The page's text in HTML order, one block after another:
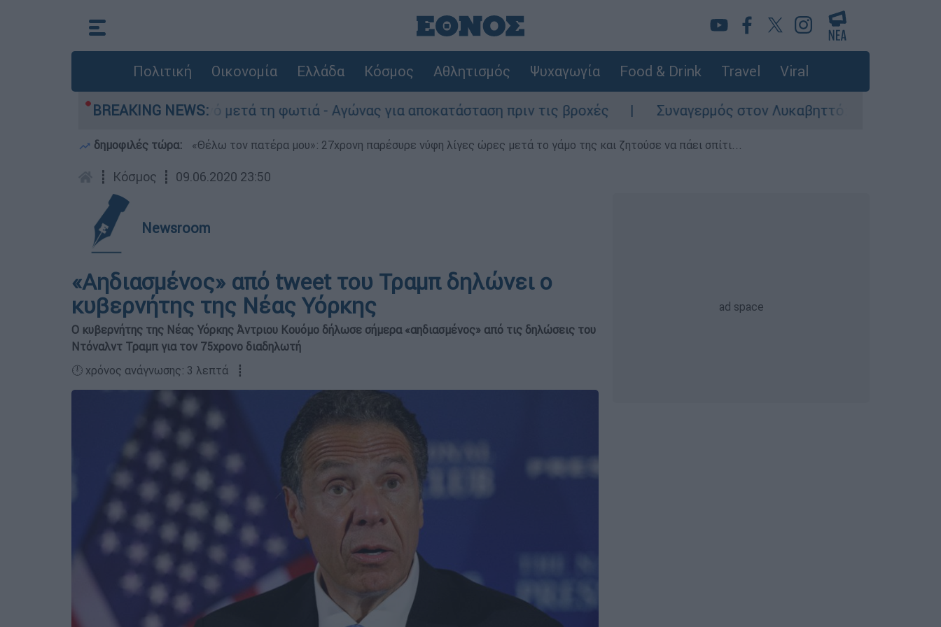
Πολιτική Οικονομία Ελλάδα Κόσμος Αθλητισμός Ψυχαγωγία Food & Drink Travel Viral
BREAKING NEWS:
στο Πόρτο Γερμανό μετά τη φωτιά - Αγώνας για αποκατάσταση πριν τις βροχές Συναγερμός στον Λυκαβηττό: Σορός σε
δημοφιλές τώρα: «Θέλω τον πατέρα μου»: 27χρονη παρέσυρε νύφη λίγες ώρες μετά το γάμο της και ζητούσε να πάει σπίτι...
┋ Κόσμος ┋ 09.06.2020 23:50
Newsroom
«Αηδιασμένος» από tweet του Τραμπ δηλώνει ο
κυβερνήτης της Νέας Υόρκης
Ο κυβερνήτης της Νέας Υόρκης Άντριου Κουόμο δήλωσε σήμερα «αηδιασμένος» από τις δηλώσεις του
Ντόναλντ Τραμπ για τον 75χρονο διαδηλωτή
🕛 χρόνος ανάγνωσης: 3 λεπτά ┋